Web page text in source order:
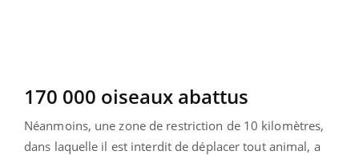
170 000 oiseaux abattus
Néanmoins, une zone de restriction de 10 kilomètres,
dans laquelle il est interdit de déplacer tout animal, a